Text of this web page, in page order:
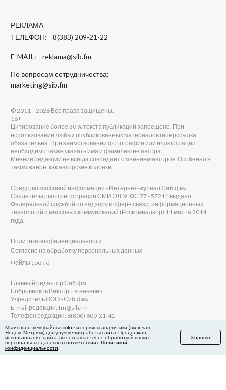
РЕКЛАМА
ТЕЛЕФОН: 8(383) 209-21-22
E-MAIL: reklama@sib.fm
По вопросам сотрудничества:
marketing@sib.fm
© 2011—2026 Все права защищены.
18+
Цитирование более 30 % текста публикаций запрещено. При
использовании любых опубликованных материалов гиперссылка
обязательна. При заимствовании фотографии или иллюстрации
необходимо также указать имя и фамилию её автора.
Мнение редакции не всегда совпадает с мнением авторов. Особенно в
таком жанре, как авторские колонки.
Средство массовой информации «Интернет-журнал Сиб.фм».
Свидетельство о регистрации СМИ ЭЛ № ФС 77 - 57211 выдано
Федеральной службой по надзору в сфере связи, информационных
технологий и массовых коммуникаций (Роскомнадзор) 11 марта 2014
года.
Политика конфиденциальности
Согласие на обработку персональных данных
Файлы cookie
Главный редактор Сиб.фм
Бобровников Виктор Евгеньевич
Учредитель ООО «Сиб.фм»
E-mail редакции: fm@sib.fm
Телефон редакции: 8(800) 600-21-41
Сайт разработан и поддерживается Технодзен
Мы используем файлы cookie и сервисы аналитики (включая
Яндекс.Метрику) для улучшения работы сайта. Продолжая
использование сайта, вы соглашаетесь с обработкой ваших
персональных данных в соответствии сПолитикой
конфиденциальности
Хорошо